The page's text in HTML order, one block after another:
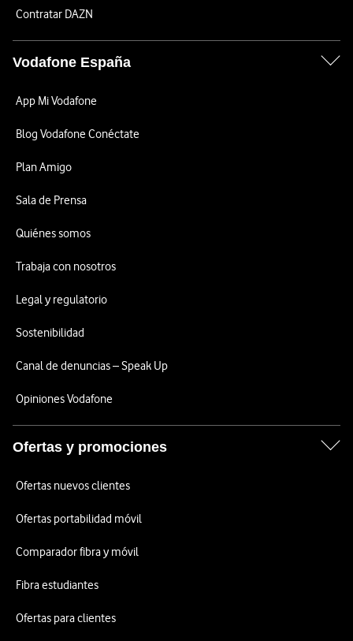
Contratar DAZN
Vodafone España
App Mi Vodafone
Blog Vodafone Conéctate
Plan Amigo
Sala de Prensa
Quiénes somos
Trabaja con nosotros
Legal y regulatorio
Sostenibilidad
Canal de denuncias – Speak Up
Opiniones Vodafone
Ofertas y promociones
Ofertas nuevos clientes
Ofertas portabilidad móvil
Comparador fibra y móvil
Fibra estudiantes
Ofertas para clientes